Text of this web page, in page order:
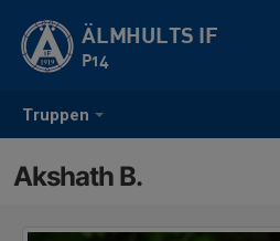
Truppen
ÄLMHULTS IF
P14
Akshath B.